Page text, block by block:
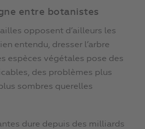
entre botanistes
opposent d’ailleurs les
entendu, dresser l’arbre
espèces végétales pose des
des problèmes plus
sombres querelles
dure depuis des milliards